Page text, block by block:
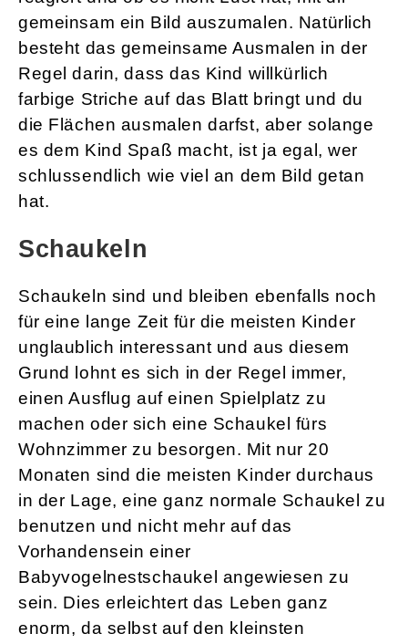
gemeinsam ein Bild auszumalen. Natürlich
besteht das gemeinsame Ausmalen in der
Regel darin, dass das Kind willkürlich
farbige Striche auf das Blatt bringt und du
die Flächen ausmalen darfst, aber solange
es dem Kind Spaß macht, ist ja egal, wer
schlussendlich wie viel an dem Bild getan
hat.
Schaukeln
Schaukeln sind und bleiben ebenfalls noch
für eine lange Zeit für die meisten Kinder
unglaublich interessant und aus diesem
Grund lohnt es sich in der Regel immer,
einen Ausflug auf einen Spielplatz zu
machen oder sich eine Schaukel fürs
Wohnzimmer zu besorgen. Mit nur 20
Monaten sind die meisten Kinder durchaus
in der Lage, eine ganz normale Schaukel zu
benutzen und nicht mehr auf das
Vorhandensein einer
Babyvogelnestschaukel angewiesen zu
sein. Dies erleichtert das Leben ganz
enorm, da selbst auf den kleinsten